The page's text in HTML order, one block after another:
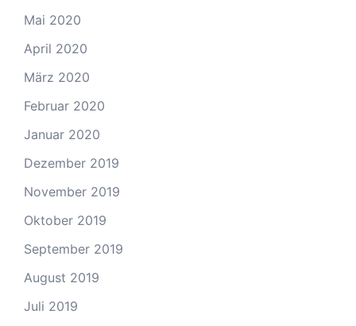
Mai 2020
April 2020
März 2020
Februar 2020
Januar 2020
Dezember 2019
November 2019
Oktober 2019
September 2019
August 2019
Juli 2019